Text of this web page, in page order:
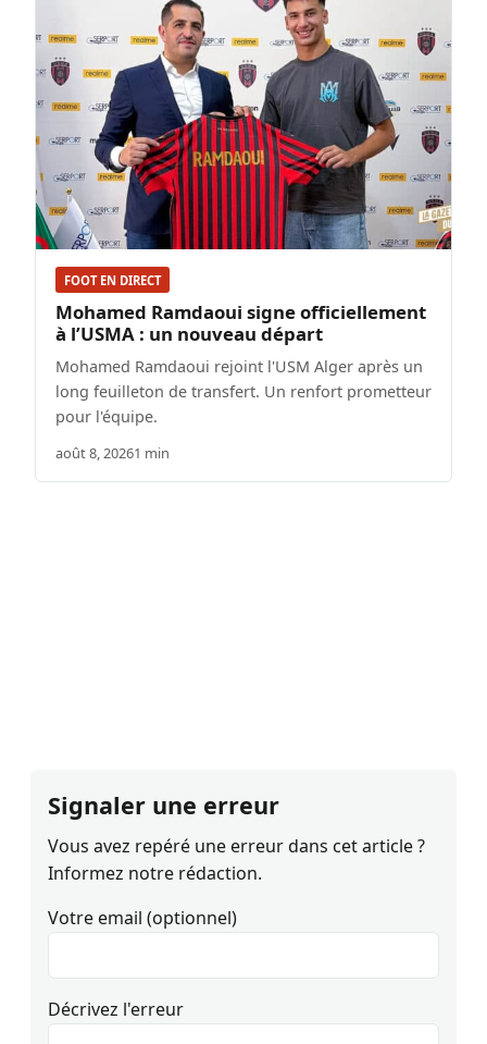
FOOT EN DIRECT
Mohamed Ramdaoui signe officiellement
à l’USMA : un nouveau départ
Mohamed Ramdaoui rejoint l'USM Alger après un
long feuilleton de transfert. Un renfort prometteur
pour l'équipe.
août 8, 20261 min
Signaler une erreur
Vous avez repéré une erreur dans cet article ?
Informez notre rédaction.
Votre email (optionnel)
Décrivez l'erreur